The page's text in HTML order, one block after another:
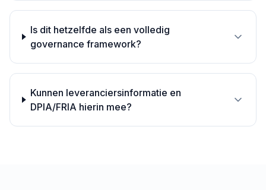
Is dit hetzelfde als een volledig
governance framework?
Kunnen leveranciersinformatie en
DPIA/FRIA hierin mee?